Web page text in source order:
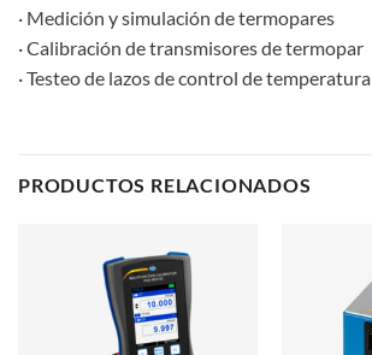
· Medición y simulación de termopares
· Calibración de transmisores de termopar
· Testeo de lazos de control de temperatura
PRODUCTOS RELACIONADOS